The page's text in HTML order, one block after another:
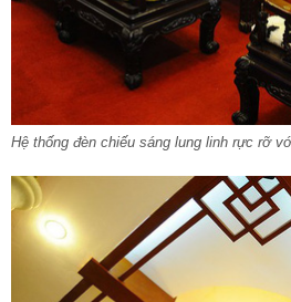
Hệ thống đèn chiếu sáng lung linh rực rỡ